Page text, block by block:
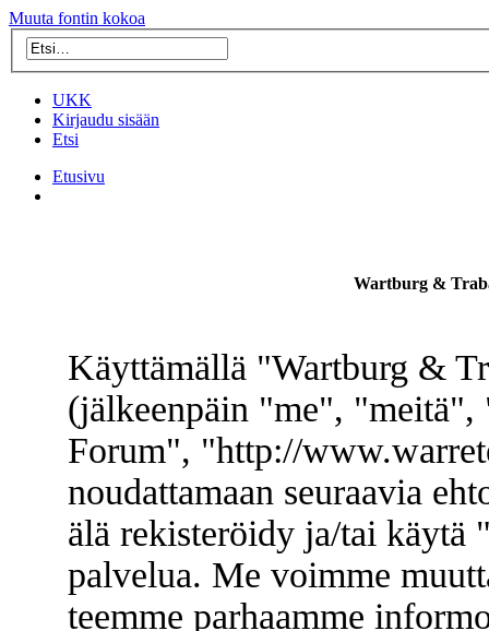
Muuta fontin kokoa
UKK
Kirjaudu sisään
Etsi
Etusivu
Wartburg &
Käyttämällä "Wartburg &
(jälkeenpäin "me",
Forum", "http://
noudattamaan seuraavia
älä rekisteröidy ja/tai käytä
palvelua. Me voimme
teemme parhaamme